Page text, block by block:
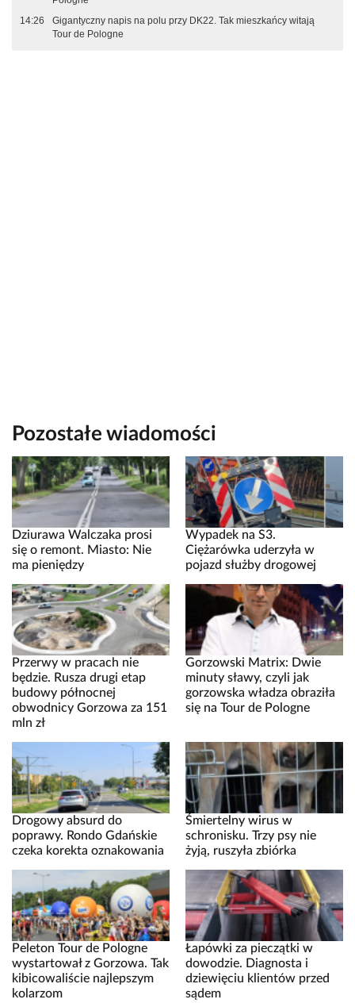
14:26
Gigantyczny napis na polu przy DK22. Tak mieszkańcy witają
Tour de Pologne
Pozostałe wiadomości
Dziurawa Walczaka prosi
się o remont. Miasto: Nie
ma pieniędzy
Wypadek na S3.
Ciężarówka uderzyła w
pojazd służby drogowej
Przerwy w pracach nie
będzie. Rusza drugi etap
budowy północnej
obwodnicy Gorzowa za 151
mln zł
Gorzowski Matrix: Dwie
minuty sławy, czyli jak
gorzowska władza obraziła
się na Tour de Pologne
Drogowy absurd do
poprawy. Rondo Gdańskie
czeka korekta oznakowania
Śmiertelny wirus w
schronisku. Trzy psy nie
żyją, ruszyła zbiórka
Peleton Tour de Pologne
wystartował z Gorzowa. Tak
kibicowaliście najlepszym
kolarzom
Łapówki za pieczątki w
dowodzie. Diagnosta i
dziewięciu klientów przed
sądem